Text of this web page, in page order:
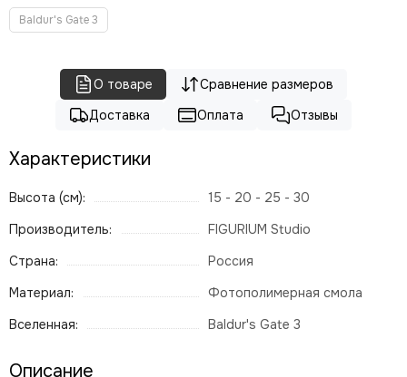
Baldur's Gate 3
О товаре
Сравнение размеров
Доставка
Оплата Отзывы
Характеристики
Высота (см):
15 - 20 - 25 - 30
Производитель:
FIGURIUM Studio
Страна:
Россия
Материал:
Фотополимерная смола
Вселенная:
Baldur's Gate 3
Описание